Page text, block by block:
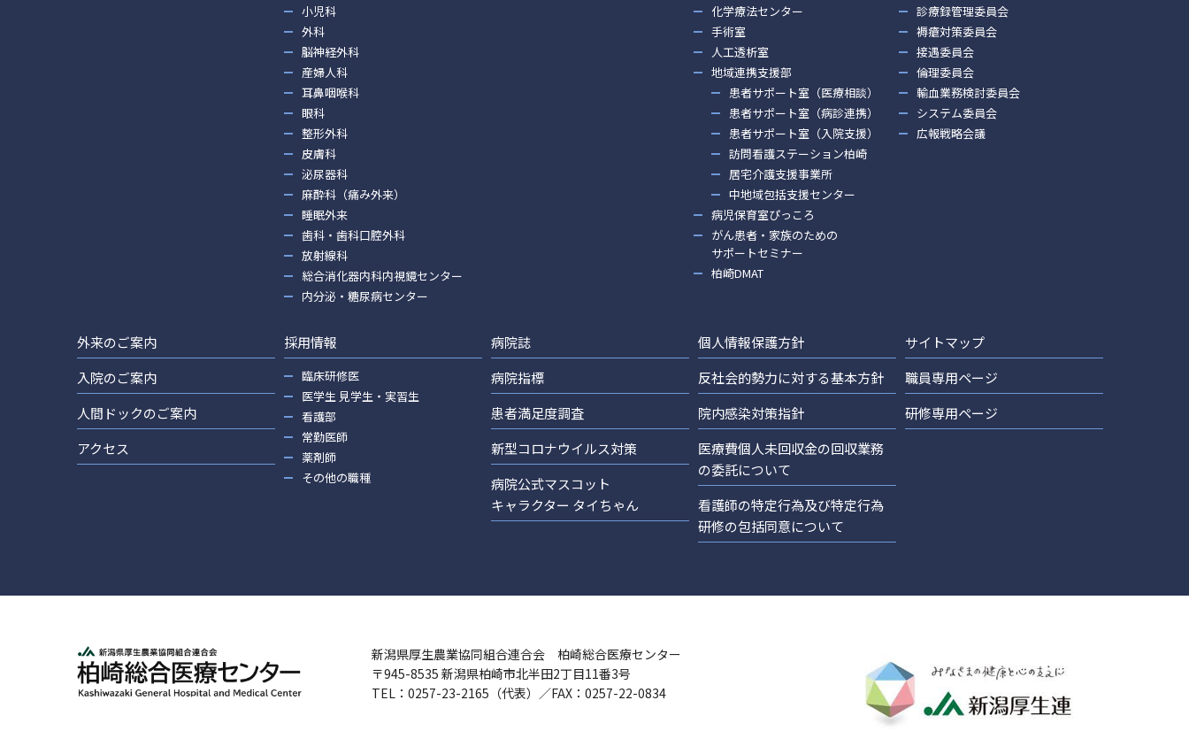
小児科
外科
脳神経外科
産婦人科
耳鼻咽喉科
眼科
整形外科
皮膚科
泌尿器科
麻酔科（痛み外来）
睡眠外来
歯科・歯科口腔外科
放射線科
総合消化器内科内視鏡センター
内分泌・糖尿病センター
化学療法センター
手術室
人工透析室
地域連携支援部
患者サポート室（医療相談）
患者サポート室（病診連携）
患者サポート室（入院支援）
訪問看護ステーション柏崎
居宅介護支援事業所
中地域包括支援センター
病児保育室ぴっころ
がん患者・家族のための
サポートセミナー
柏崎DMAT
診療録管理委員会
褥瘡対策委員会
接遇委員会
倫理委員会
輸血業務検討委員会
システム委員会
広報戦略会議
外来のご案内
入院のご案内
人間ドックのご案内
アクセス
採用情報
臨床研修医
医学生 見学生・実習生
看護部
常勤医師
薬剤師
その他の職種
病院誌
病院指標
患者満足度調査
新型コロナウイルス対策
病院公式マスコット
キャラクター タイちゃん
個人情報保護方針
反社会的勢力に対する基本方針
院内感染対策指針
医療費個人未回収金の回収業務
の委託について
看護師の特定行為及び特定行為
研修の包括同意について
サイトマップ
職員専用ページ
研修専用ページ
新潟県厚生農業協同組合連合会 柏崎総合医療センター
〒945-8535 新潟県柏崎市北半田2丁目11番3号
TEL：0257-23-2165（代表）／FAX：0257-22-0834